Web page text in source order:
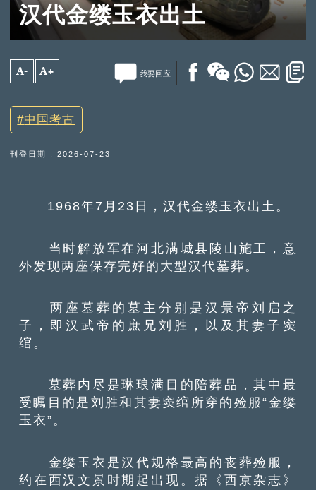
汉代金缕玉衣出土
A- A+ 我要回应
中国考古
刊登日期 : 2026-07-23
1968年7月23日，汉代金缕玉衣出土。
当时解放军在河北满城县陵山施工，意
外发现两座保存完好的大型汉代墓葬。
两座墓葬的墓主分别是汉景帝刘启之
子，即汉武帝的庶兄刘胜，以及其妻子窦
绾。
墓葬内尽是琳琅满目的陪葬品，其中最
受瞩目的是刘胜和其妻窦绾所穿的殓服“金缕
玉衣”。
金缕玉衣是汉代规格最高的丧葬殓服，
约在西汉文景时期起出现。据《西京杂志》